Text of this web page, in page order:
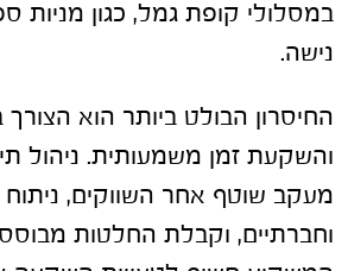
במסלולי קופת גמל, כגון מניות
נישה.
החיסרון הבולט ביותר הוא הצורך
והשקעת זמן משמעותית. ניהול
מעקב שוטף אחר השווקים, ניתוח
וחברתיים, וקבלת החלטות